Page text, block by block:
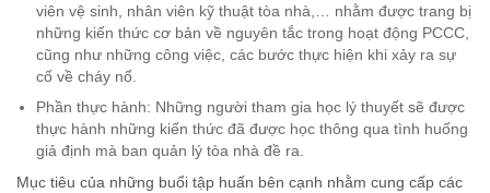
viên vệ sinh, nhân viên kỹ thuật tòa nhà,… nhằm được trang bị
những kiến thức cơ bản về nguyên tắc trong hoạt động PCCC,
cũng như những công việc, các bước thực hiện khi xảy ra sự
cố về cháy nổ.
Phần thực hành: Những người tham gia học lý thuyết sẽ được
thực hành những kiến thức đã được học thông qua tình huống
giả định mà ban quản lý tòa nhà đề ra.
Mục tiêu của những buổi tập huấn bên cạnh nhằm cung cấp các